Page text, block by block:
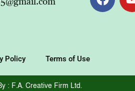
Policy Terms of Use
By : F.A. Creative Firm Ltd.